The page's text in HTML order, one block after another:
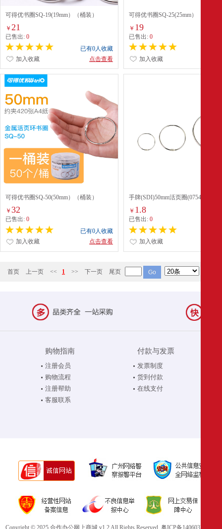
可得优书圈SQ-19(19mm）（桶装）
￥ 21
已售出: 0
已有0人收藏
点击查看
加入收藏
可得优书圈SQ-25(25mm）（桶装）
￥ 19
已售出:0
加入收藏
可得优书圈SQ-50(50mm）（桶装）
￥ 32
已售出: 0
已有0人收藏
点击查看
加入收藏
手牌(SDI)50mm活页圈(0754)
￥ 1.8
已售出:0
加入收藏
首页 上一页 << 1 >> 下一页 尾页
购物指南
注册会员
购物流程
注册帮助
客服联系
付款与发票
发票制度
货到付款
在线支付
Copyright © 2025 合作办公网上商城 v1.2 All Rights Reserved. 粤ICP备14060321号-1